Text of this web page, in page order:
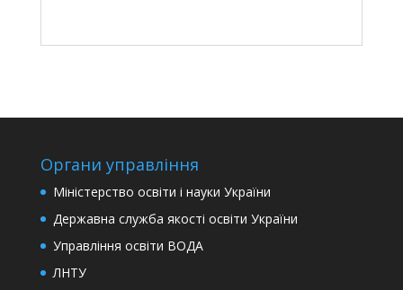
Органи управління
Міністерство освіти і науки України
Державна служба якості освіти України
Управління освіти ВОДА
ЛНТУ